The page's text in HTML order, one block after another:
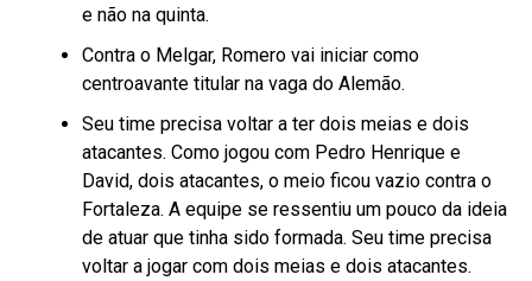
e não na quinta.
Contra o Melgar, Romero vai iniciar como
centroavante titular na vaga do Alemão.
Seu time precisa voltar a ter dois meias e dois
atacantes. Como jogou com Pedro Henrique e
David, dois atacantes, o meio ficou vazio contra o
Fortaleza. A equipe se ressentiu um pouco da ideia
de atuar que tinha sido formada. Seu time precisa
voltar a jogar com dois meias e dois atacantes.